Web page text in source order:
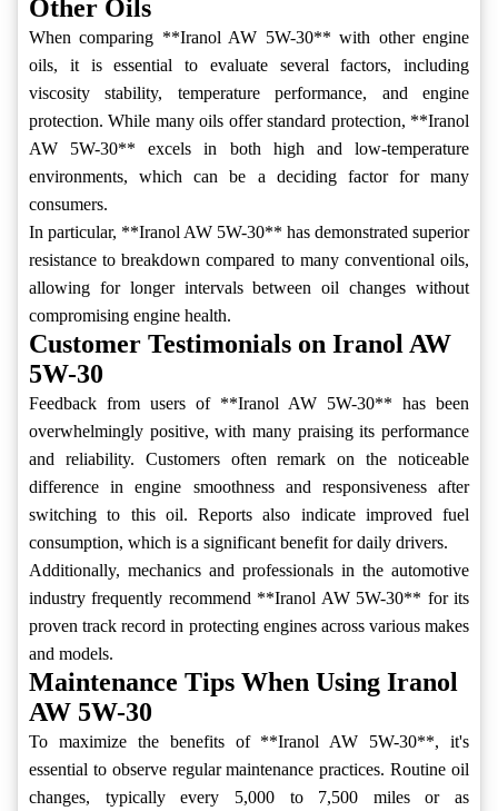
Other Oils
When comparing **Iranol AW 5W-30** with other engine
oils, it is essential to evaluate several factors, including
viscosity stability, temperature performance, and engine
protection. While many oils offer standard protection, **Iranol
AW 5W-30** excels in both high and low-temperature
environments, which can be a deciding factor for many
consumers.
In particular, **Iranol AW 5W-30** has demonstrated superior
resistance to breakdown compared to many conventional oils,
allowing for longer intervals between oil changes without
compromising engine health.
Customer Testimonials on Iranol AW
5W-30
Feedback from users of **Iranol AW 5W-30** has been
overwhelmingly positive, with many praising its performance
and reliability. Customers often remark on the noticeable
difference in engine smoothness and responsiveness after
switching to this oil. Reports also indicate improved fuel
consumption, which is a significant benefit for daily drivers.
Additionally, mechanics and professionals in the automotive
industry frequently recommend **Iranol AW 5W-30** for its
proven track record in protecting engines across various makes
and models.
Maintenance Tips When Using Iranol
AW 5W-30
To maximize the benefits of **Iranol AW 5W-30**, it's
essential to observe regular maintenance practices. Routine oil
changes, typically every 5,000 to 7,500 miles or as